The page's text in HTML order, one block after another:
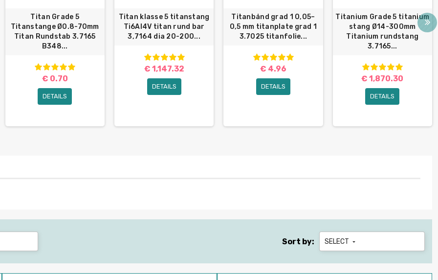
Titan Grade 5
Titanstange Ø0.8-70mm
Titan Rundstab 3.7165
B348...
€ 0.70
DETAILS
Titan klasse 5 titanstang
Ti6Al4V titan rund bar
3,7164 dia 20-200...
€ 1,147.32
DETAILS
Titanbånd grad 1 0,05–
0,5 mm titanplate grad 1
3.7025 titanfolie...
€ 4.96
DETAILS
Titanium Grade 5 titanium
stang Ø14-300mm
Titanium rundstang
3.7165...
€ 1,870.30
DETAILS
Sort by: SELECT 